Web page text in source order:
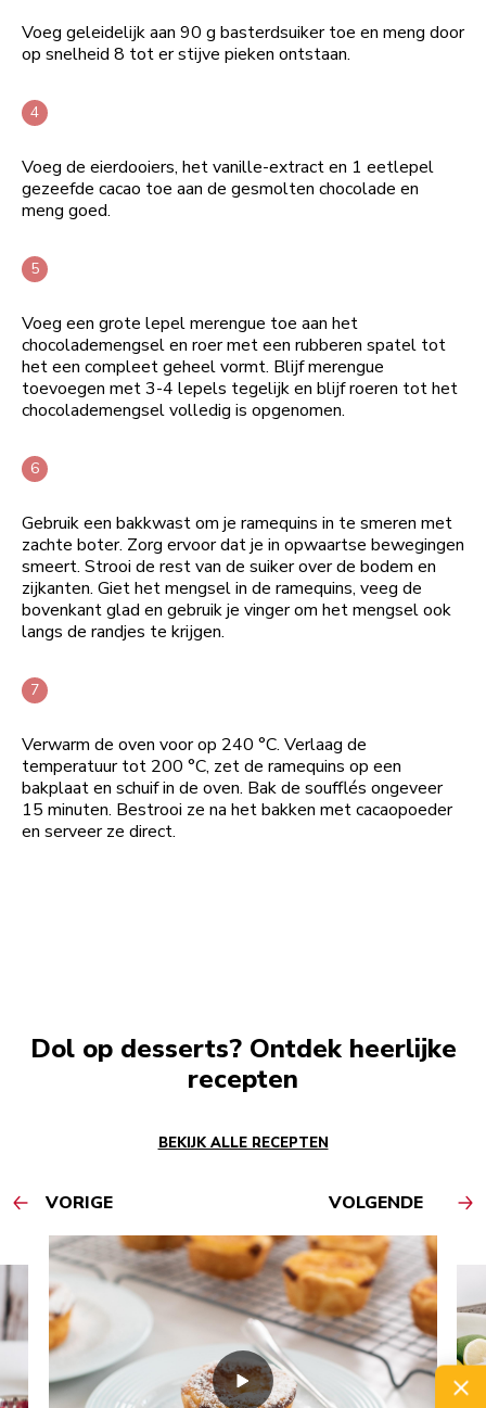
Voeg geleidelijk aan 90 g basterdsuiker toe en meng door
op snelheid 8 tot er stijve pieken ontstaan.
Voeg de eierdooiers, het vanille-extract en 1 eetlepel
gezeefde cacao toe aan de gesmolten chocolade en
meng goed.
Voeg een grote lepel merengue toe aan het
chocolademengsel en roer met een rubberen spatel tot
het een compleet geheel vormt. Blijf merengue
toevoegen met 3-4 lepels tegelijk en blijf roeren tot het
chocolademengsel volledig is opgenomen.
Gebruik een bakkwast om je ramequins in te smeren met
zachte boter. Zorg ervoor dat je in opwaartse bewegingen
smeert. Strooi de rest van de suiker over de bodem en
zijkanten. Giet het mengsel in de ramequins, veeg de
bovenkant glad en gebruik je vinger om het mengsel ook
langs de randjes te krijgen.
Verwarm de oven voor op 240 °C. Verlaag de
temperatuur tot 200 °C, zet de ramequins op een
bakplaat en schuif in de oven. Bak de soufflés ongeveer
15 minuten. Bestrooi ze na het bakken met cacaopoeder
en serveer ze direct.
Dol op desserts? Ontdek heerlijke
recepten
BEKIJK ALLE RECEPTEN
VORIGE VOLGENDE